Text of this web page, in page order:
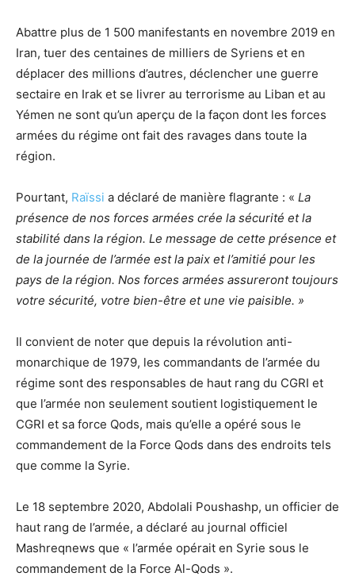
Abattre plus de 1 500 manifestants en novembre 2019 en
Iran, tuer des centaines de milliers de Syriens et en
déplacer des millions d’autres, déclencher une guerre
sectaire en Irak et se livrer au terrorisme au Liban et au
Yémen ne sont qu’un aperçu de la façon dont les forces
armées du régime ont fait des ravages dans toute la
région.
Pourtant, Raïssi a déclaré de manière flagrante : « La
présence de nos forces armées crée la sécurité et la
stabilité dans la région. Le message de cette présence et
de la journée de l’armée est la paix et l’amitié pour les
pays de la région. Nos forces armées assureront toujours
votre sécurité, votre bien-être et une vie paisible. »
Il convient de noter que depuis la révolution anti-
monarchique de 1979, les commandants de l’armée du
régime sont des responsables de haut rang du CGRI et
que l’armée non seulement soutient logistiquement le
CGRI et sa force Qods, mais qu’elle a opéré sous le
commandement de la Force Qods dans des endroits tels
que comme la Syrie.
Le 18 septembre 2020, Abdolali Poushashp, un officier de
haut rang de l’armée, a déclaré au journal officiel
Mashreqnews que « l’armée opérait en Syrie sous le
commandement de la Force Al-Qods ».